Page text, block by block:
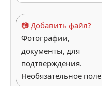
📷 Добавить файл?
Фотографии,
документы, для
подтверждения.
Необязательное поле